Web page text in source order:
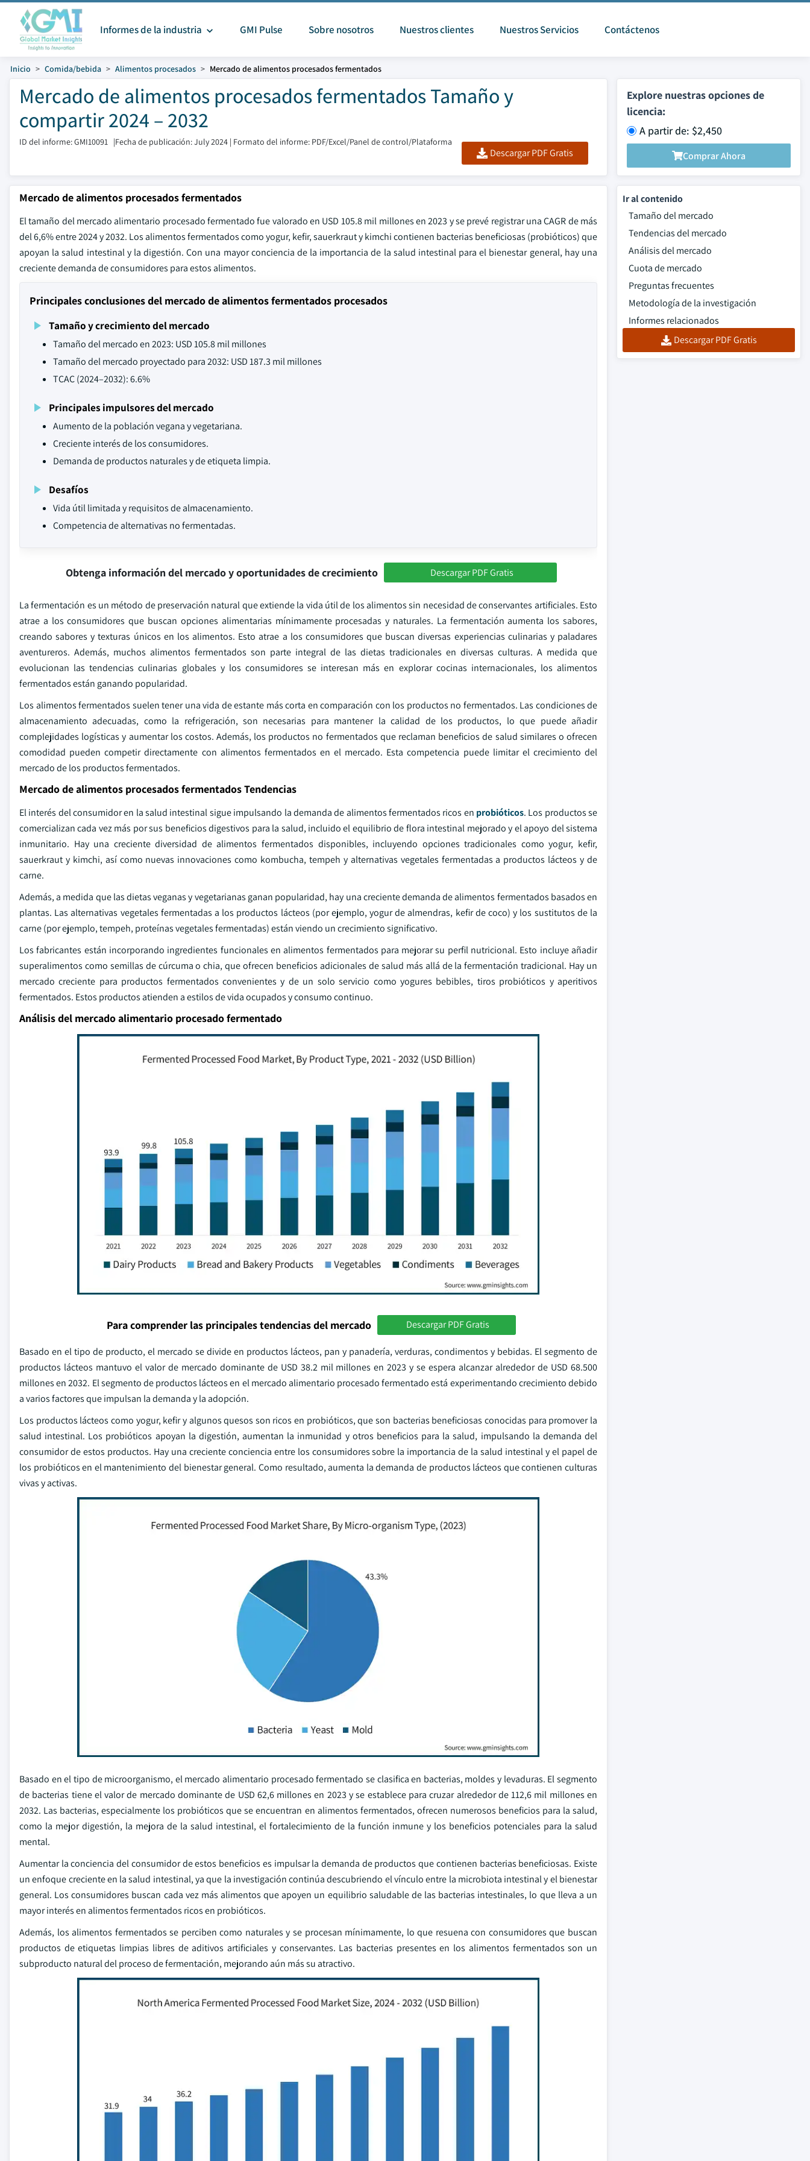
Informes de la industria GMI Pulse Sobre nosotros Nuestros clientes Nuestros Servicios Contáctenos
Inicio Comida/bebida Alimentos procesados Mercado de alimentos procesados ​​fermentados
Mercado de alimentos procesados ​​fermentados Tamaño y
compartir 2024 – 2032
ID del informe: GMI10091 |Fecha de publicación: July 2024 | Formato del informe: PDF/Excel/Panel de control/Plataforma
Descargar PDF Gratis
Explore nuestras opciones de
licencia:
A partir de: $2,450
Comprar Ahora
Mercado de alimentos procesados fermentados
El tamaño del mercado alimentario procesado fermentado fue valorado en USD 105.8 mil millones en 2023 y se prevé registrar una CAGR de más
del 6,6% entre 2024 y 2032. Los alimentos fermentados como yogur, kefir, sauerkraut y kimchi contienen bacterias beneficiosas (probióticos) que
apoyan la salud intestinal y la digestión. Con una mayor conciencia de la importancia de la salud intestinal para el bienestar general, hay una
creciente demanda de consumidores para estos alimentos.
Principales conclusiones del mercado de alimentos fermentados procesados
Tamaño y crecimiento del mercado
Tamaño del mercado en 2023: USD 105.8 mil millones
Tamaño del mercado proyectado para 2032: USD 187.3 mil millones
TCAC (2024–2032): 6.6%
Principales impulsores del mercado
Aumento de la población vegana y vegetariana.
Creciente interés de los consumidores.
Demanda de productos naturales y de etiqueta limpia.
Desafíos
Vida útil limitada y requisitos de almacenamiento.
Competencia de alternativas no fermentadas.
Obtenga información del mercado y oportunidades de crecimiento Descargar PDF Gratis
La fermentación es un método de preservación natural que extiende la vida útil de los alimentos sin necesidad de conservantes artificiales. Esto
atrae a los consumidores que buscan opciones alimentarias mínimamente procesadas y naturales. La fermentación aumenta los sabores,
creando sabores y texturas únicos en los alimentos. Esto atrae a los consumidores que buscan diversas experiencias culinarias y paladares
aventureros. Además, muchos alimentos fermentados son parte integral de las dietas tradicionales en diversas culturas. A medida que
evolucionan las tendencias culinarias globales y los consumidores se interesan más en explorar cocinas internacionales, los alimentos
fermentados están ganando popularidad.
Los alimentos fermentados suelen tener una vida de estante más corta en comparación con los productos no fermentados. Las condiciones de
almacenamiento adecuadas, como la refrigeración, son necesarias para mantener la calidad de los productos, lo que puede añadir
complejidades logísticas y aumentar los costos. Además, los productos no fermentados que reclaman beneficios de salud similares o ofrecen
comodidad pueden competir directamente con alimentos fermentados en el mercado. Esta competencia puede limitar el crecimiento del
mercado de los productos fermentados.
Mercado de alimentos procesados fermentados Tendencias
El interés del consumidor en la salud intestinal sigue impulsando la demanda de alimentos fermentados ricos en probióticos. Los productos se
comercializan cada vez más por sus beneficios digestivos para la salud, incluido el equilibrio de flora intestinal mejorado y el apoyo del sistema
inmunitario. Hay una creciente diversidad de alimentos fermentados disponibles, incluyendo opciones tradicionales como yogur, kefir,
sauerkraut y kimchi, así como nuevas innovaciones como kombucha, tempeh y alternativas vegetales fermentadas a productos lácteos y de
carne.
Además, a medida que las dietas veganas y vegetarianas ganan popularidad, hay una creciente demanda de alimentos fermentados basados en
plantas. Las alternativas vegetales fermentadas a los productos lácteos (por ejemplo, yogur de almendras, kefir de coco) y los sustitutos de la
carne (por ejemplo, tempeh, proteínas vegetales fermentadas) están viendo un crecimiento significativo.
Los fabricantes están incorporando ingredientes funcionales en alimentos fermentados para mejorar su perfil nutricional. Esto incluye añadir
superalimentos como semillas de cúrcuma o chia, que ofrecen beneficios adicionales de salud más allá de la fermentación tradicional. Hay un
mercado creciente para productos fermentados convenientes y de un solo servicio como yogures bebibles, tiros probióticos y aperitivos
fermentados. Estos productos atienden a estilos de vida ocupados y consumo continuo.
Análisis del mercado alimentario procesado fermentado
Para comprender las principales tendencias del mercado Descargar PDF Gratis
Basado en el tipo de producto, el mercado se divide en productos lácteos, pan y panadería, verduras, condimentos y bebidas. El segmento de
productos lácteos mantuvo el valor de mercado dominante de USD 38.2 mil millones en 2023 y se espera alcanzar alrededor de USD 68.500
millones en 2032. El segmento de productos lácteos en el mercado alimentario procesado fermentado está experimentando crecimiento debido
a varios factores que impulsan la demanda y la adopción.
Los productos lácteos como yogur, kefir y algunos quesos son ricos en probióticos, que son bacterias beneficiosas conocidas para promover la
salud intestinal. Los probióticos apoyan la digestión, aumentan la inmunidad y otros beneficios para la salud, impulsando la demanda del
consumidor de estos productos. Hay una creciente conciencia entre los consumidores sobre la importancia de la salud intestinal y el papel de
los probióticos en el mantenimiento del bienestar general. Como resultado, aumenta la demanda de productos lácteos que contienen culturas
vivas y activas.
Basado en el tipo de microorganismo, el mercado alimentario procesado fermentado se clasifica en bacterias, moldes y levaduras. El segmento
de bacterias tiene el valor de mercado dominante de USD 62,6 millones en 2023 y se establece para cruzar alrededor de 112,6 mil millones en
2032. Las bacterias, especialmente los probióticos que se encuentran en alimentos fermentados, ofrecen numerosos beneficios para la salud,
como la mejor digestión, la mejora de la salud intestinal, el fortalecimiento de la función inmune y los beneficios potenciales para la salud
mental.
Aumentar la conciencia del consumidor de estos beneficios es impulsar la demanda de productos que contienen bacterias beneficiosas. Existe
un enfoque creciente en la salud intestinal, ya que la investigación continúa descubriendo el vínculo entre la microbiota intestinal y el bienestar
general. Los consumidores buscan cada vez más alimentos que apoyen un equilibrio saludable de las bacterias intestinales, lo que lleva a un
mayor interés en alimentos fermentados ricos en probióticos.
Además, los alimentos fermentados se perciben como naturales y se procesan mínimamente, lo que resuena con consumidores que buscan
productos de etiquetas limpias libres de aditivos artificiales y conservantes. Las bacterias presentes en los alimentos fermentados son un
subproducto natural del proceso de fermentación, mejorando aún más su atractivo.
Ir al contenido
Tamaño del mercado
Tendencias del mercado
Análisis del mercado
Cuota de mercado
Preguntas frecuentes
Metodología de la investigación
Informes relacionados
Descargar PDF Gratis